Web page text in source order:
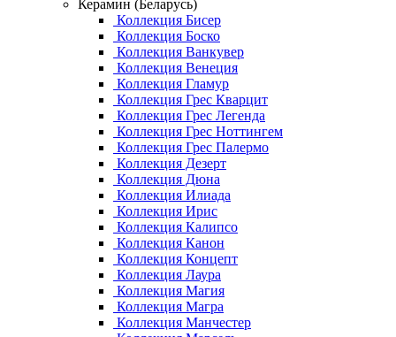
Керамин (Беларусь)
Коллекция Бисер
Коллекция Боско
Коллекция Ванкувер
Коллекция Венеция
Коллекция Гламур
Коллекция Грес Кварцит
Коллекция Грес Легенда
Коллекция Грес Ноттингем
Коллекция Грес Палермо
Коллекция Дезерт
Коллекция Дюна
Коллекция Илиада
Коллекция Ирис
Коллекция Калипсо
Коллекция Канон
Коллекция Концепт
Коллекция Лаура
Коллекция Магия
Коллекция Магра
Коллекция Манчестер